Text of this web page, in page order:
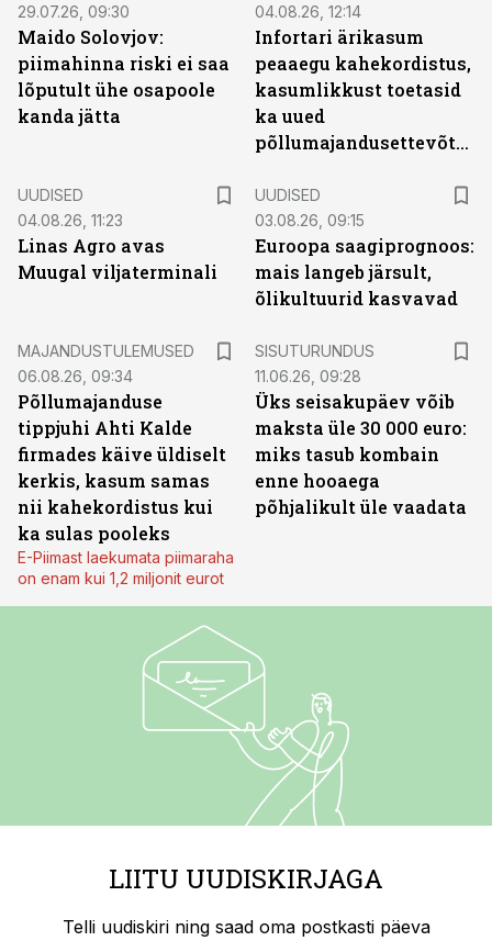
29.07.26, 09:30
Maido Solovjov:
piimahinna riski ei saa
lõputult ühe osapoole
kanda jätta
04.08.26, 12:14
Infortari ärikasum
peaaegu kahekordistus,
kasumlikkust toetasid
ka uued
põllumajandusettevõtted
UUDISED
04.08.26, 11:23
Linas Agro avas
Muugal viljaterminali
UUDISED
03.08.26, 09:15
Euroopa saagiprognoos:
mais langeb järsult,
õlikultuurid kasvavad
MAJANDUSTULEMUSED
06.08.26, 09:34
Põllumajanduse
tippjuhi Ahti Kalde
firmades käive üldiselt
kerkis, kasum samas
nii kahekordistus kui
ka sulas pooleks
E-Piimast laekumata piimaraha
on enam kui 1,2 miljonit eurot
SISUTURUNDUS
11.06.26, 09:28
Üks seisakupäev võib
maksta üle 30 000 euro:
miks tasub kombain
enne hooaega
põhjalikult üle vaadata
LIITU UUDISKIRJAGA
Telli uudiskiri ning saad oma postkasti päeva